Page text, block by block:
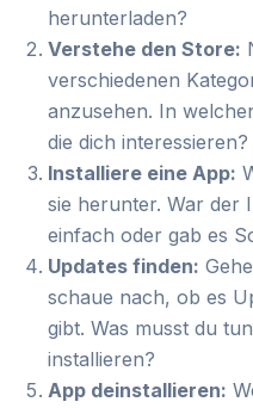
herunterladen?
Verstehe den Store:
verschiedenen
anzusehen. In
die dich interessieren?
Installiere eine App:
sie herunter. War der
einfach oder gab es
Updates finden:
schaue nach, ob es
gibt. Was musst du
installieren?
App deinstallieren: